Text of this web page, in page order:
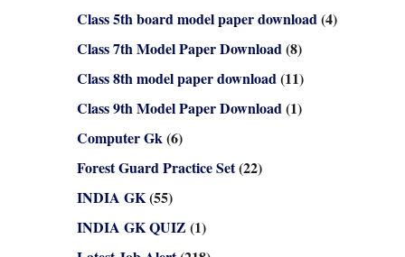
Class 5th board model paper download(4)
Class 7th Model Paper Download(8)
Class 8th model paper download(11)
Class 9th Model Paper Download(1)
Computer Gk(6)
Forest Guard Practice Set(22)
INDIA GK(55)
INDIA GK QUIZ (1)